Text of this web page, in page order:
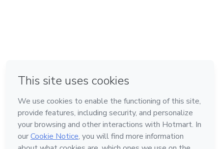
Feito com ❤ na Cidade do México
Conheça a Hotmart